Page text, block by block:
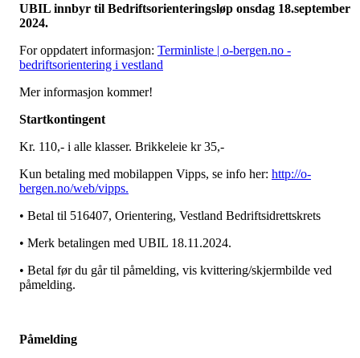
UBIL innbyr til Bedriftsorienteringsløp onsdag 18.september
2024.
For oppdatert informasjon: Terminliste | o-bergen.no -
bedriftsorientering i vestland
Mer informasjon kommer!
Startkontingent
Kr. 110,- i alle klasser. Brikkeleie kr 35,-
Kun betaling med mobilappen Vipps, se info her: http://o-
bergen.no/web/vipps.
• Betal til 516407, Orientering, Vestland Bedriftsidrettskrets
• Merk betalingen med UBIL 18.11.2024.
• Betal før du går til påmelding, vis kvittering/skjermbilde ved
påmelding.
Påmelding